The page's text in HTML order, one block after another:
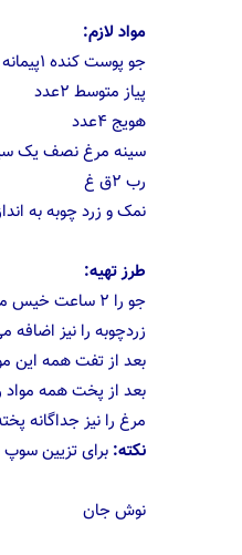
مواد لازم:
جو پوست کنده ۱پیمانه
پیاز متوسط ۲عدد
هویج ۴عدد
سینه مرغ نصف یک
رب ۲ق غ
نمک و زرد چوبه به
طرز تهیه:
جو را ۲ ساعت
زردچوبه را نیز اضافه
بعد از تفت همه این مواد، جو را اضافه
بعد از پخت همه
مرغ را نیز جداگانه
نکته: برای تزیین سوپ
نوش جان